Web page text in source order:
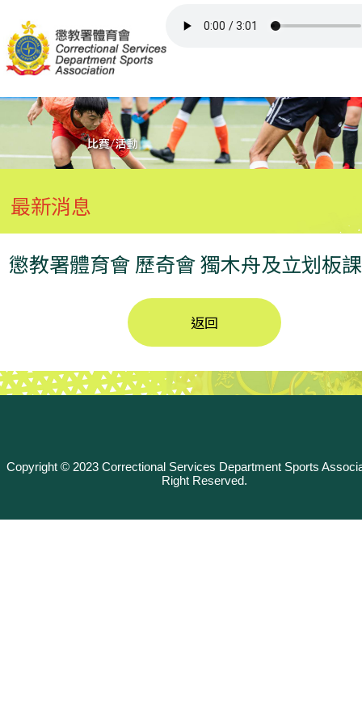
主頁
比賽/活動
會所
其他資訊
最新消息
懲教署體育會 歷奇會 獨木舟及立划板
返回
Copyright © 2023 Correctional Services Department Sports
Right Reserved.